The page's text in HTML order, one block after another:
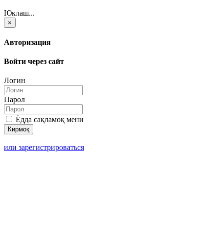
Юклаш...
×
Авторизация
Войти через сайт
Логин
Парол
Ёдда сақламоқ мени
или зарегистрироваться